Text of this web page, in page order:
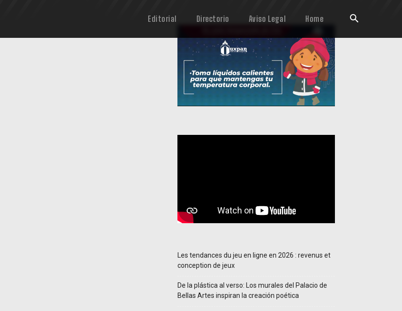
Editorial Directorio Aviso Legal Home
Les tendances du jeu en ligne en 2026 : revenus et
conception de jeux
De la plástica al verso: Los murales del Palacio de
Bellas Artes inspiran la creación poética